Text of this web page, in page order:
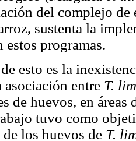
del complejo
sustenta la
estos programas.
esto es la
asociación entre T.
de huevos, en
tuvo como
los huevos de T.